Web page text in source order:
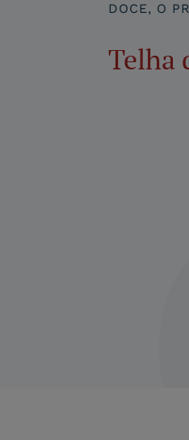
DOCE, O
Telha